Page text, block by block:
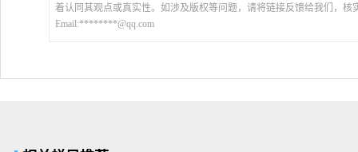
着认同其观点或真实性。如涉及版权等问题，请将链接反馈给我们，核
Email:********@qq.com